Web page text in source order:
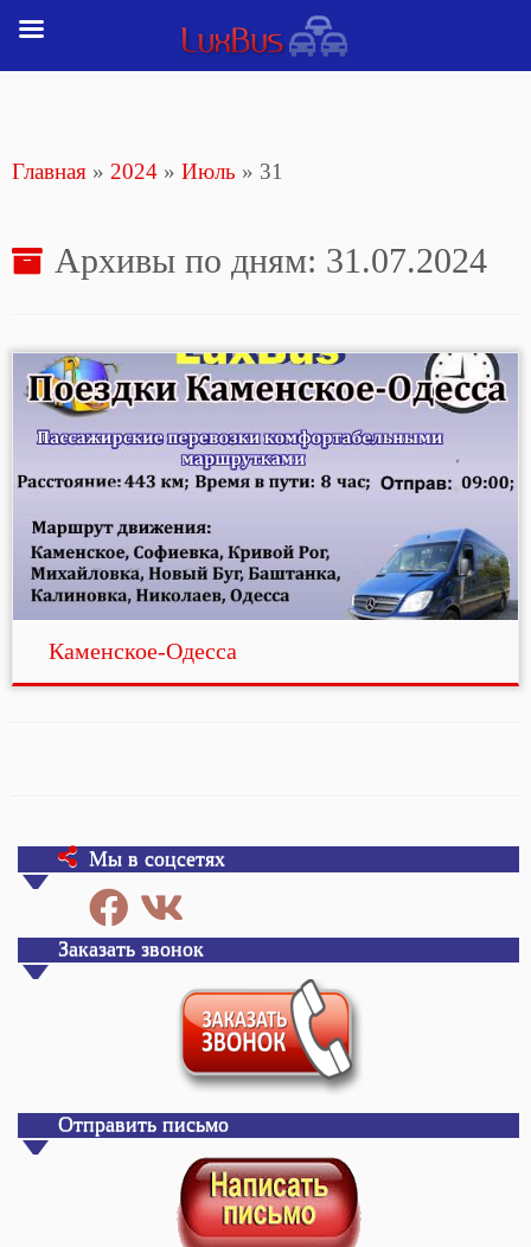
Главная » 2024 » Июль » 31
Архивы по дням: 31.07.2024
Каменское-Одесса
Мы в соцсетях
Заказать звонок
Отправить письмо